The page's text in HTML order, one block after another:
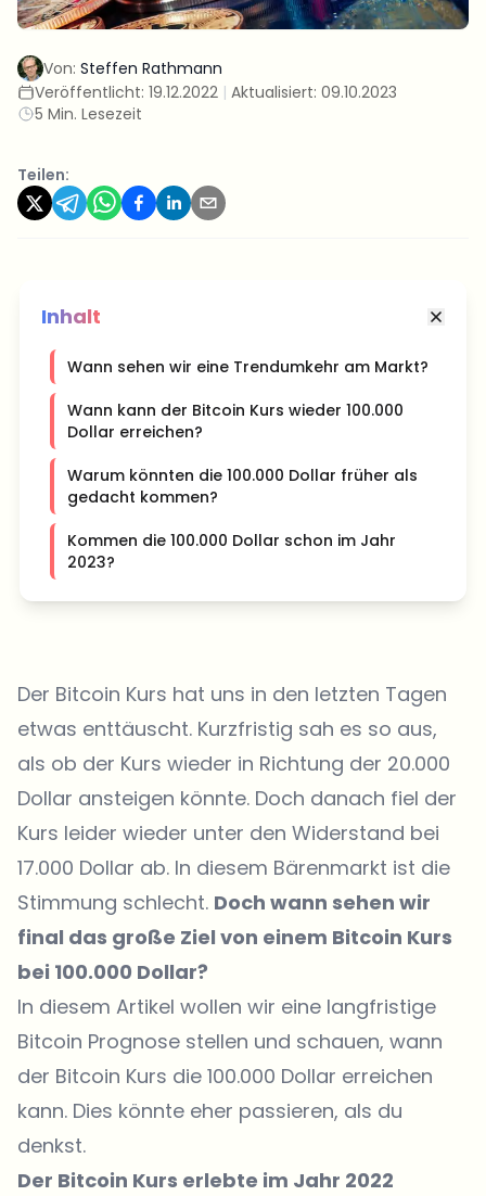
Von: Steffen Rathmann
Veröffentlicht: 19.12.2022 | Aktualisiert: 09.10.2023
5 Min. Lesezeit
Teilen:
Inhalt
Wann sehen wir eine Trendumkehr am Markt?
Wann kann der Bitcoin Kurs wieder 100.000
Dollar erreichen?
Warum könnten die 100.000 Dollar früher als
gedacht kommen?
Kommen die 100.000 Dollar schon im Jahr
2023?
Der Bitcoin Kurs hat uns in den letzten Tagen
etwas enttäuscht. Kurzfristig sah es so aus,
als ob der Kurs wieder in Richtung der 20.000
Dollar ansteigen könnte. Doch danach fiel der
Kurs leider wieder unter den Widerstand bei
17.000 Dollar ab. In diesem Bärenmarkt ist die
Stimmung schlecht. Doch wann sehen wir
final das große Ziel von einem Bitcoin Kurs
bei 100.000 Dollar?
In diesem Artikel wollen wir eine langfristige
Bitcoin Prognose stellen und schauen, wann
der Bitcoin Kurs die 100.000 Dollar erreichen
kann. Dies könnte eher passieren, als du
denkst.
Der Bitcoin Kurs erlebte im Jahr 2022